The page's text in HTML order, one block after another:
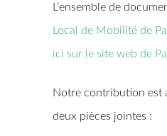
L’ensemble de
Local de Mobilité de
ici sur le site web de
Notre contribution est
deux pièces jointes :